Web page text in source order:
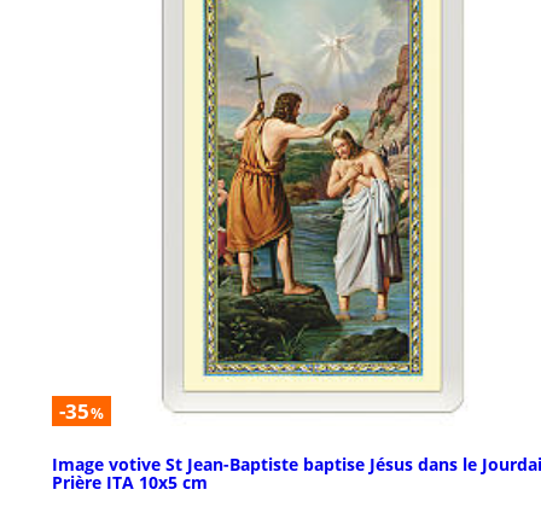
-35%
Image votive St Jean-Baptiste baptise Jésus dans le
Prière ITA 10x5 cm